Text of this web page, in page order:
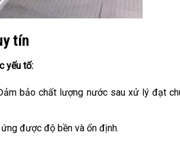
tín
yếu tố:
bảo chất lượng nước sau xử lý đạt
được độ bền và ổn định.